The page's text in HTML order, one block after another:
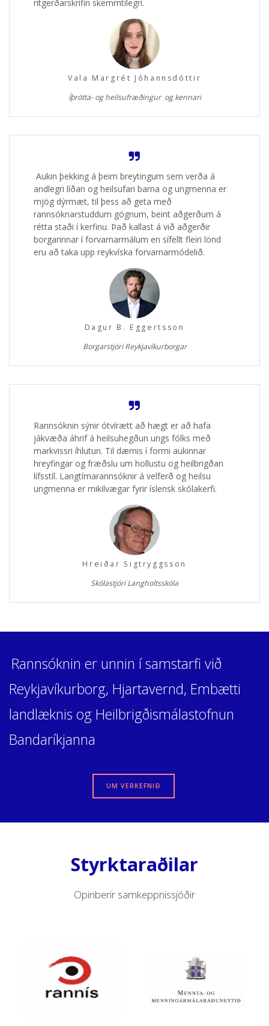
ritgerðarskrifin skemmtilegri.
Vala Margrét Jóhannsdóttir
Íþrótta- og heilsufræðingur og kennari
Aukin þekking á þeim breytingum sem verða á
andlegri líðan og heilsufari barna og ungmenna er
mjög dýrmæt, til þess að geta með
rannsóknarstuddum gögnum, beint aðgerðum á
rétta staði í kerfinu. Það kallast á við aðgerðir
borgarinnar í forvarnarmálum en sífellt fleiri lönd
eru að taka upp reykvíska forvarnarmódelið.
Dagur B. Eggertsson
Borgarstjóri Reykjavíkurborgar
Rannsóknin sýnir ótvírætt að hægt er að hafa
jákvæða áhrif á heilsuhegðun ungs fólks með
markvissri íhlutun. Til dæmis í formi aukinnar
hreyfingar og fræðslu um hollustu og heilbrigðan
lífsstíl. Langtímarannsóknir á velferð og heilsu
ungmenna er mikilvægar fyrir íslensk skólakerfi.
Hreiðar Sigtryggsson
Skólastjóri Langholtsskóla
Rannsóknin er unnin í samstarfi við
Reykjavíkurborg, Hjartavernd, Embætti
landlæknis og Heilbrigðismálastofnun
Bandaríkjanna
UM VERKEFNIÐ
Styrktaraðilar
Opinberir samkeppnissjóðir